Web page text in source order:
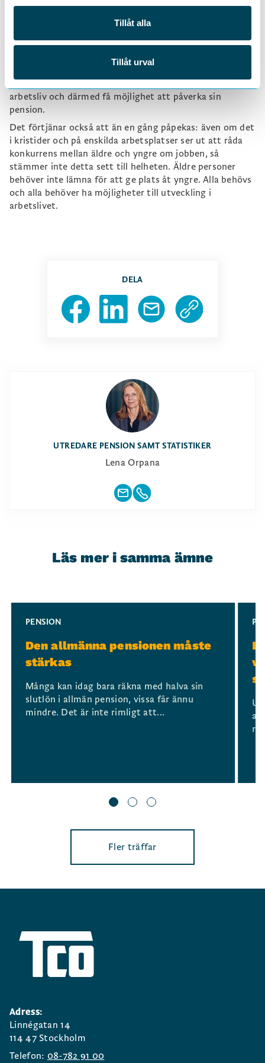
Tillåt alla
Tillåt urval
DELA
vidareutbildning och omställning än mer viktiga. Det
måste också vara så att alla kan ta del av insatserna,
som de anställda har ett ansvar i det. Även om äldre
personer inte generellt kan förväntas göra kompletta
arbetsliv och därmed få möjlighet att påverka sin
pension.
Det förtjänar också att än en gång påpekas: även om det
i kristider och på enskilda arbetsplatser ser ut att råda
konkurrens mellan äldre och yngre om jobben, så
stämmer inte detta sett till helheten. Äldre personer
behöver inte lämna för att ge plats åt yngre. Alla behövs
och alla behöver ha möjligheter till utveckling i
arbetslivet.
UTREDARE PENSION SAMT STATISTIKER
Lena Orpana
Läs mer i samma ämne
PENSION
Den allmänna pensionen måste
stärkas
Många kan idag bara räkna med halva sin
slutlön i allmän pension, vissa får ännu
mindre. Det är inte rimligt att...
Fler träffar
Adress:
Linnégatan 14
114 47 Stockholm
Telefon: 08-782 91 00